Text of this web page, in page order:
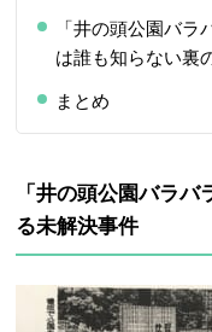
「井の頭公園バ
は誰も知らない裏
まとめ
「井の頭公園バラ
る未解決事件